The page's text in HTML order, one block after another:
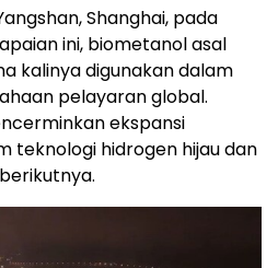
Shanghai, pada
ini, biometanol asal
kalinya digunakan dalam
pelayaran global.
ekspansi
teknologi hidrogen hijau dan